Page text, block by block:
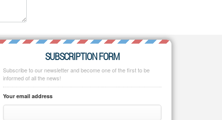
SUBSCRIPTION FORM
Subscribe to our newsletter and become one of the first to be
informed of all the news!
Your email address